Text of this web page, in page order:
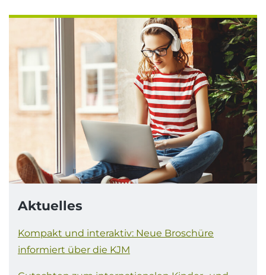
Aktuelles
Kompakt und interaktiv: Neue Broschüre
informiert über die KJM